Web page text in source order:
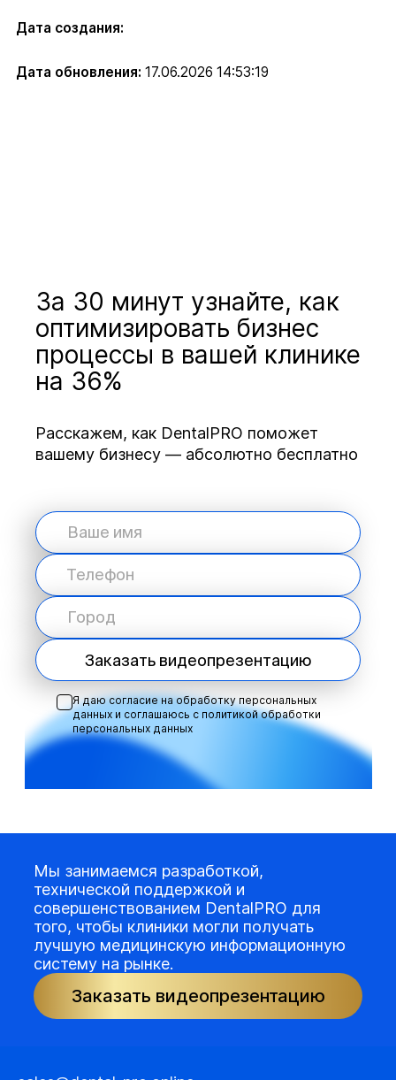
Дата создания:
Дата обновления: 17.06.2026 14:53:19
За 30 минут узнайте, как
оптимизировать бизнес
процессы в вашей клинике
на 36%
Расскажем, как DentalPRO поможет
вашему бизнесу — абсолютно бесплатно
Заказать видеопрезентацию
Я даю согласие на обработку персональных
данных и соглашаюсь с политикой обработки
персональных данных
Мы занимаемся разработкой,
технической поддержкой и
совершенствованием DentalPRO для
того, чтобы клиники могли получать
лучшую медицинскую информационную
систему на рынке.
Заказать видеопрезентацию